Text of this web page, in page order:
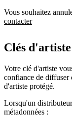
Vous souhaitez
contacter
Clés d'artiste
Votre clé d'artiste
confiance de diffuser
d'artiste protégé.
Lorsqu'un
métadonnées :